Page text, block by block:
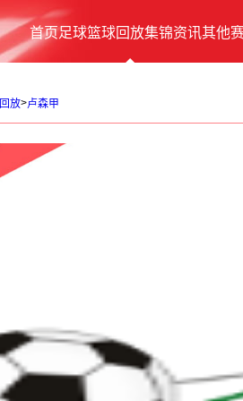
首页足球篮球回放集锦资讯其他
回放>卢森甲